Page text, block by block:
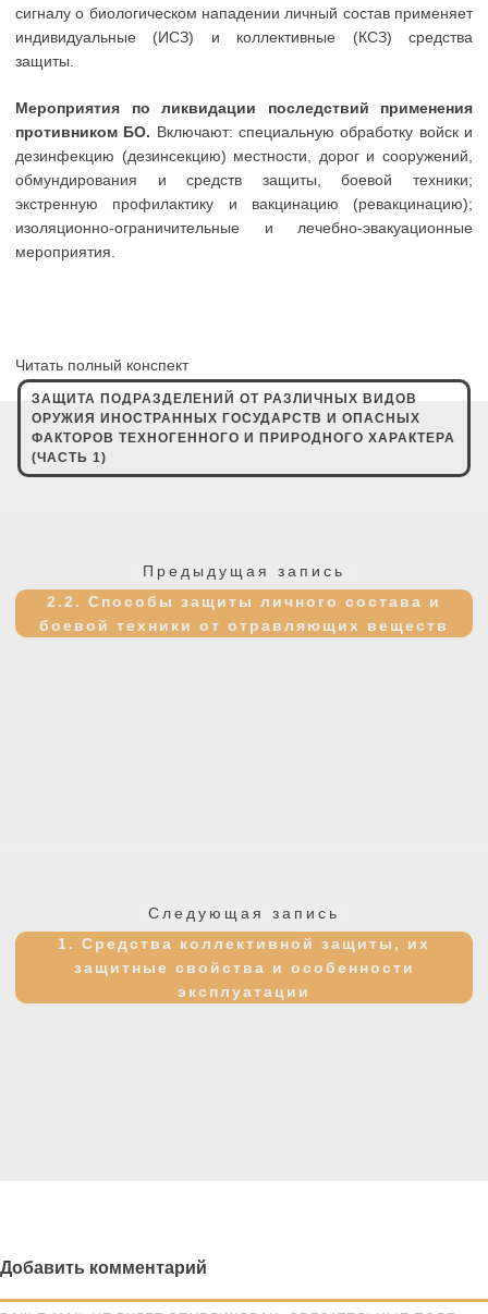
сигналу о биологическом нападении личный состав применяет
индивидуальные (ИСЗ) и коллективные (КСЗ) средства
защиты.
Мероприятия по ликвидации последствий применения
противником БО. Включают: специальную обработку войск и
дезинфекцию (дезинсекцию) местности, дорог и сооружений,
обмундирования и средств защиты, боевой техники;
экстренную профилактику и вакцинацию (ревакцинацию);
изоляционно-ограничительные и лечебно-эвакуационные
мероприятия.
Читать полный конспект
ЗАЩИТА ПОДРАЗДЕЛЕНИЙ ОТ РАЗЛИЧНЫХ ВИДОВ
ОРУЖИЯ ИНОСТРАННЫХ ГОСУДАРСТВ И ОПАСНЫХ
ФАКТОРОВ ТЕХНОГЕННОГО И ПРИРОДНОГО ХАРАКТЕРА
(ЧАСТЬ 1)
Навигация
записям
Предыдущая запись
запись:
2.2. Способы защиты личного состава и
боевой техники от отравляющих веществ
Следующая запись
запись:
1. Средства коллективной защиты, их
защитные свойства и особенности
эксплуатации
Добавить комментарий